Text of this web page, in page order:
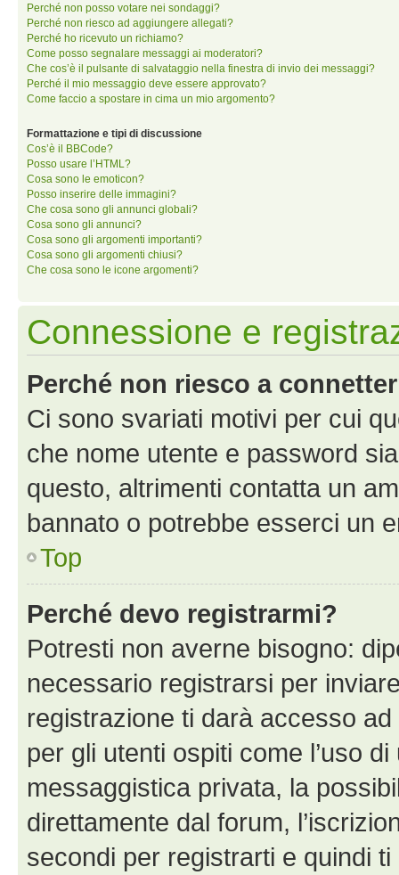
Perché non posso votare nei sondaggi?
Perché non riesco ad aggiungere allegati?
Perché ho ricevuto un richiamo?
Come posso segnalare messaggi ai moderatori?
Che cos’è il pulsante di salvataggio nella finestra di invio dei messaggi?
Perché il mio messaggio deve essere approvato?
Come faccio a spostare in cima un mio argomento?
Formattazione e tipi di discussione
Cos’è il BBCode?
Posso usare l’HTML?
Cosa sono le emoticon?
Posso inserire delle immagini?
Che cosa sono gli annunci globali?
Cosa sono gli annunci?
Cosa sono gli argomenti importanti?
Cosa sono gli argomenti chiusi?
Che cosa sono le icone argomenti?
Connessione e
Perché non riesco a
Ci sono svariati motivi per cui
che nome utente e password
questo, altrimenti contatta un
bannato o potrebbe esserci un
Top
Perché devo registrarmi?
Potresti non averne bisogno:
necessario registrarsi per
registrazione ti darà accesso
per gli utenti ospiti come l’uso
messaggistica privata, la
direttamente dal forum,
secondi per registrarti e quindi